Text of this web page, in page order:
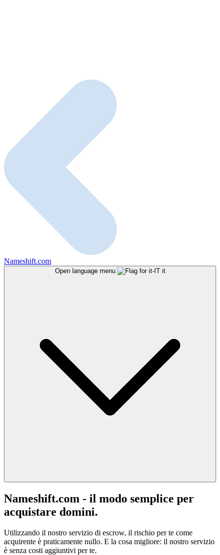
Nameshift.com
Open language menu it
Nameshift.com - il modo semplice per
acquistare domini.
Utilizzando il nostro servizio di escrow, il rischio per te come
acquirente è praticamente nullo. E la cosa migliore: il nostro servizio
è senza costi aggiuntivi per te.